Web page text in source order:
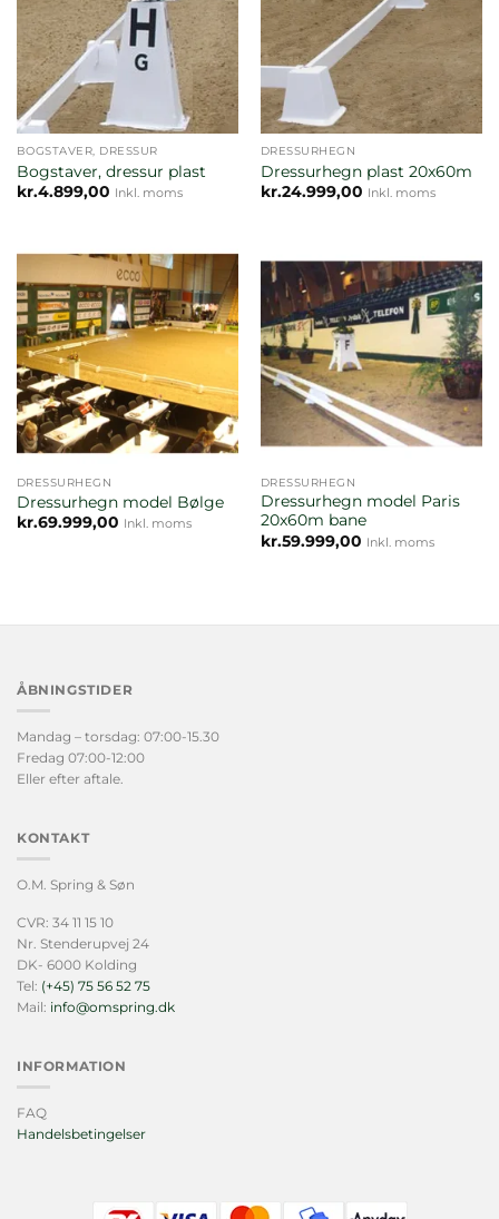
Ikke på lager
BOGSTAVER, DRESSUR
Bogstaver, dressur plast
kr.4.899,00 Inkl. moms
Ikke på lager
DRESSURHEGN
Dressurhegn plast 20x60m
kr.24.999,00 Inkl. moms
DRESSURHEGN
Dressurhegn model Bølge
kr.69.999,00 Inkl. moms
DRESSURHEGN
Dressurhegn model Paris
20x60m bane
kr.59.999,00 Inkl. moms
ÅBNINGSTIDER
Mandag – torsdag: 07:00-15.30
Fredag 07:00-12:00
Eller efter aftale.
KONTAKT
O.M. Spring & Søn
CVR: 34 11 15 10
Nr. Stenderupvej 24
DK- 6000 Kolding
Tel: (+45) 75 56 52 75
Mail: info@omspring.dk
INFORMATION
FAQ
Handelsbetingelser